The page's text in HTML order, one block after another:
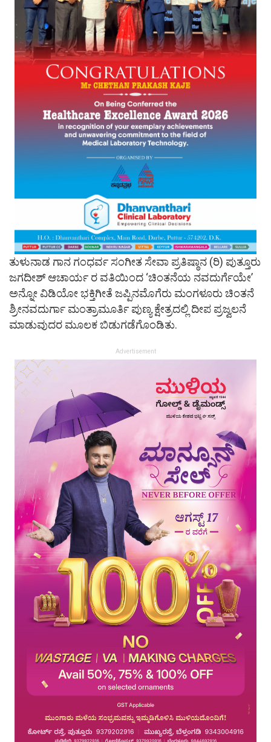
ತುಳುನಾಡ ಗಾನ ಗಂಧರ್ವ ಸಂಗೀತ ಸೇವಾ ಪ್ರತಿಷ್ಠಾನ (ರಿ) ಪುತ್ತೂರು
ಜಗದೀಶ್ ಆಚಾರ್ಯ ರ ವತಿಯಿಂದ ‘ಚಿಂತನೆಯ ನವದುರ್ಗೆಯೇ’
ಅನ್ನೋ ವಿಡಿಯೋ ಭಕ್ತಿಗೀತೆ ಜಪ್ಪಿನಮೊಗೆರು ಮಂಗಳೂರು ಚಿಂತನೆ
ಶ್ರೀನವದುರ್ಗಾ ಮಂತ್ರಾಮೂರ್ತಿ ಪುಣ್ಯ ಕ್ಷೇತ್ರದಲ್ಲಿ ದೀಪ ಪ್ರಜ್ವಲನೆ
ಮಾಡುವುದರ ಮೂಲಕ ಬಿಡುಗಡೆಗೊಂಡಿತು.
Advertisement